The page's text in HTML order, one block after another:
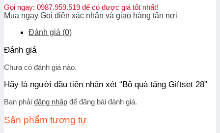
Gọi ngay: 0987.959.519 để có được giá tốt nhất!
Mua ngay Gọi điện xác nhận và giao hàng tận nơi
Đánh giá (0)
Đánh giá
Chưa có đánh giá nào.
Hãy là người đầu tiên nhận xét “Bộ quà tặng Giftset 28”
Bạn phải đăng nhập để đăng bài đánh giá.
Sản phẩm tương tự